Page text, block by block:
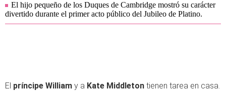
El hijo pequeño de los Duques de Cambridge mostró su carácter
divertido durante el primer acto público del Jubileo de Platino.
El príncipe William y a Kate Middleton tienen tarea en casa.